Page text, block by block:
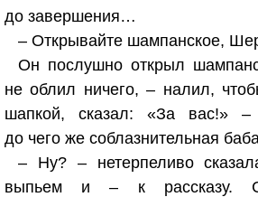
до завершения…
– Открывайте шампанское,
Он послушно открыл
не облил ничего, – налил,
шапкой, сказал: «За вас!»
до чего же соблазнительная
– Ну? – нетерпеливо
выпьем и – к рассказу. С